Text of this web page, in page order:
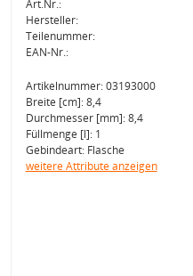
Art.Nr.:
Hersteller:
Teilenummer:
EAN-Nr.:
Artikelnummer: 03193000
Breite [cm]: 8,4
Durchmesser [mm]: 8,4
Füllmenge [l]: 1
Gebindeart: Flasche
weitere Attribute anzeigen